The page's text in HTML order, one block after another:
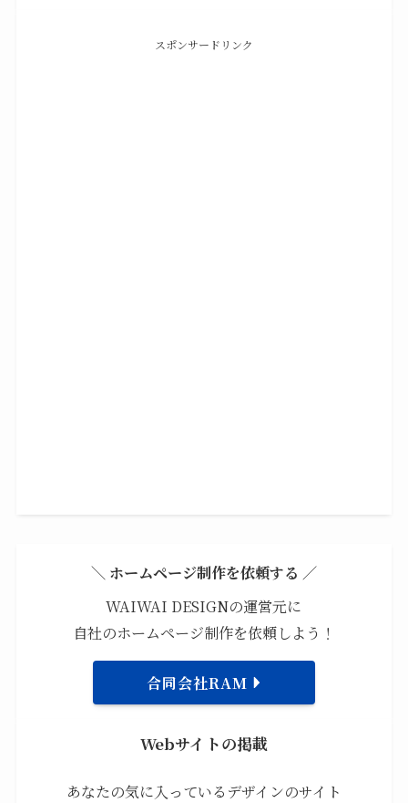
スポンサードリンク
＼ ホームページ制作を依頼する ／
WAIWAI DESIGNの運営元に
自社のホームページ制作を依頼しよう！
合同会社RAM
Webサイトの掲載
あなたの気に入っているデザインのサイト